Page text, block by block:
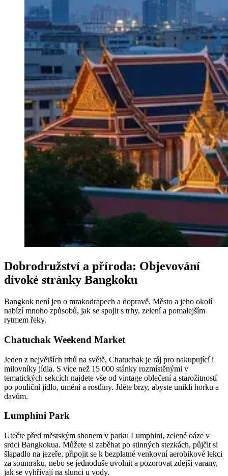
Dobrodružství a příroda: Objevování
divoké stránky Bangkoku
Bangkok není jen o mrakodrapech a dopravě. Město a jeho okolí
nabízí mnoho způsobů, jak se spojit s trhy, zelení a pomalejším
rytmem řeky.
Chatuchak Weekend Market
Jeden z největších trhů na světě, Chatuchak je ráj pro nakupující i
milovníky jídla. S více než 15 000 stánky rozmístěnými v
tematických sekcích najdete vše od vintage oblečení a starožitností
po pouliční jídlo, umění a rostliny. Jděte brzy, abyste unikli horku a
davům.
Lumphini Park
Utečte před městským shonem v parku Lumphini, zelené oáze v
srdci Bangkokua. Můžete si zaběhat po stinných stezkách, půjčit si
šlapadlo na jezeře, připojit se k bezplatné venkovní aerobikové lekci
za soumraku, nebo se jednoduše uvolnit a pozorovat zdejší varany,
jak se vyhřívají na slunci u vody.